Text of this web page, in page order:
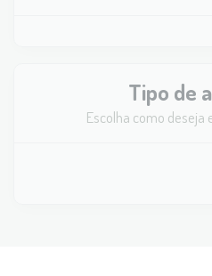
Tipo de
Escolha como deseja